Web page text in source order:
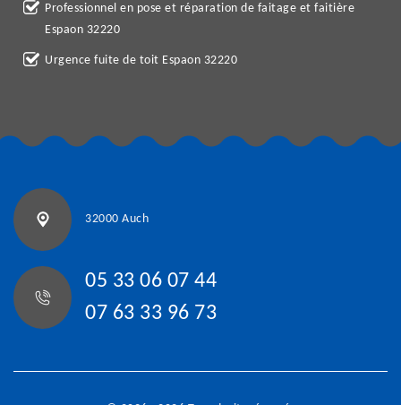
Professionnel en pose et réparation de faitage et faitière
Espaon 32220
Urgence fuite de toit Espaon 32220
32000 Auch
05 33 06 07 44
07 63 33 96 73